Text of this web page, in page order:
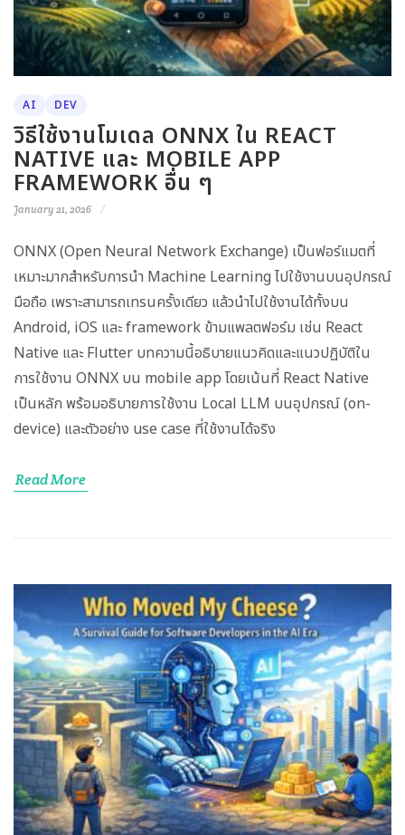
AI DEV
วิธีใช้งานโมเดล ONNX ใน REACT
NATIVE และ MOBILE APP
FRAMEWORK อื่น ๆ
January 21, 2026
ONNX (Open Neural Network Exchange) เป็นฟอร์แมตที่
เหมาะมากสำหรับการนำ Machine Learning ไปใช้งานบนอุปกรณ์
มือถือ เพราะสามารถเทรนครั้งเดียว แล้วนำไปใช้งานได้ทั้งบน
Android, iOS และ framework ข้ามแพลตฟอร์ม เช่น React
Native และ Flutter บทความนี้อธิบายแนวคิดและแนวปฏิบัติใน
การใช้งาน ONNX บน mobile app โดยเน้นที่ React Native
เป็นหลัก พร้อมอธิบายการใช้งาน Local LLM บนอุปกรณ์ (on-
device) และตัวอย่าง use case ที่ใช้งานได้จริง
Read More